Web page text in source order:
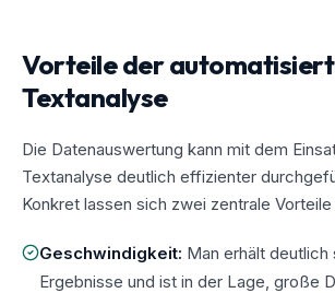
Vorteile der
Textanalyse
Die Datenauswertung kann mit dem
Textanalyse deutlich effizienter
Konkret lassen sich zwei zentrale
Geschwindigkeit: Man erhält deutlich
Ergebnisse und ist in der Lage, große